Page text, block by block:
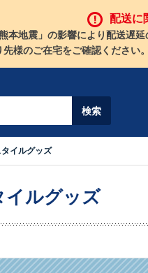
配送に
熊本地震」の影響により配送遅
様のご在宅をご確認くださ
イルグッズ
イルグッズ